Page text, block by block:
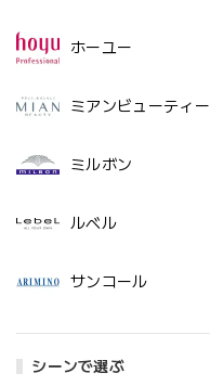
ホーユー
ミアンビューティー
ミルボン
ルベル
サンコール
シーンで選ぶ